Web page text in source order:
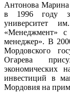
Антонова Марина
в 1996 году
университет
«Менеджмент» с
менеджер». В
Мордовского
Огарева
экономических
инвестиций в
Мордовия на